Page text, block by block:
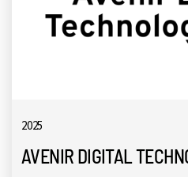
2025
AVENIR DIGITAL